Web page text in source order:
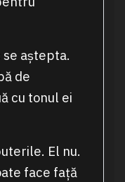
aștepta.
de
cu tonul ei
El nu.
face față